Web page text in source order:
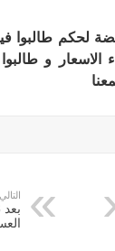
لحكم طالبوا
الاسعار و